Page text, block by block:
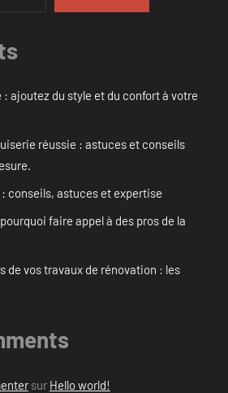
ajoutez du style et du confort à votre
réussie : astuces et conseils
conseils, astuces et expertise
faire appel à des pros de la
de vos travaux de rénovation : les
sur Hello world!